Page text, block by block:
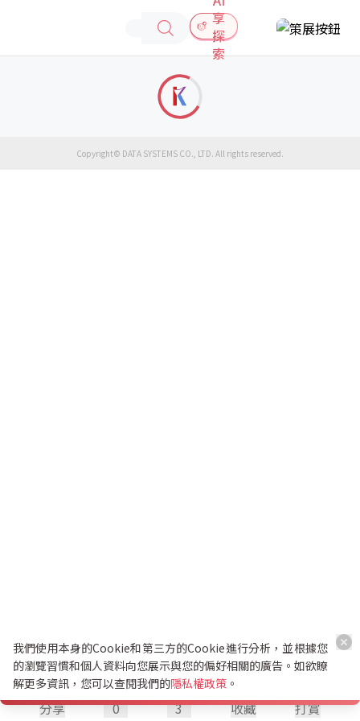
享
探
索
分享 0 3 收藏 打賞
Copyright© DATA SYSTEMS CO., LTD. All rights reserved.
我們使用本身的Cookie和第三方的Cookie進行分析，並根據您
的瀏覽習慣和個人資料向您展示與您的偏好相關的廣告。如欲瞭
解更多資訊，您可以查閱我們的隱私權政策 。